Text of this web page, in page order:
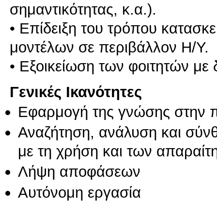
σημαντικότητας, κ.α.).
• Επίδειξη του τρόπου
μοντέλων σε περιβάλλον Η/Υ.
• Εξοικείωση των φοιτητών με
Γενικές Ικανότητες
Εφαρμογή της γνώσης στην
Αναζήτηση, ανάλυση και
με τη χρήση και των
Λήψη αποφάσεων
Αυτόνομη εργασία